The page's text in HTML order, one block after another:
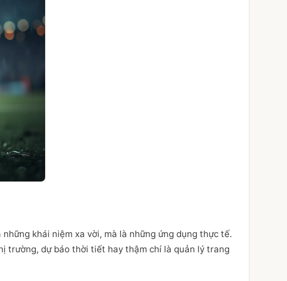
khái niệm xa vời, mà là những ứng dụng thực tế.
trường, dự báo thời tiết hay thậm chí là quản lý trang